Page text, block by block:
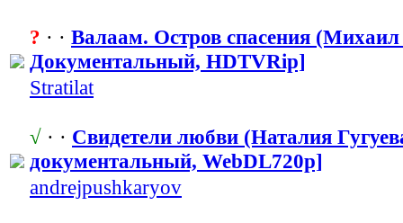
? · · Валаам. Остров спасения (Михаил
Документальн​ый, HDTVRip]
Stratilat
√ · · Свидетели любви (Наталия
документальн​ый, WebDL720p]
andrejpushka​ryov